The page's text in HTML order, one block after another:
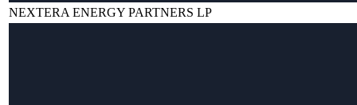
NEXTERA ENERGY PARTNERS LP